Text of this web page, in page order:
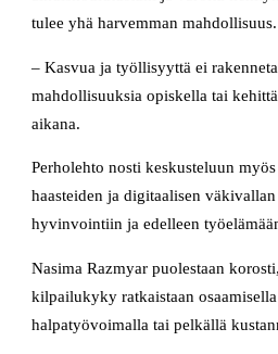
tulee yhä harvemman mahdollisuus.
– Kasvua ja työllisyyttä ei
mahdollisuuksia opiskella tai
aikana.
Perholehto nosti keskusteluun
haasteiden ja digitaalisen
hyvinvointiin ja edelleen
Nasima Razmyar puolestaan
kilpailukyky ratkaistaan
halpatyövoimalla tai pelkällä